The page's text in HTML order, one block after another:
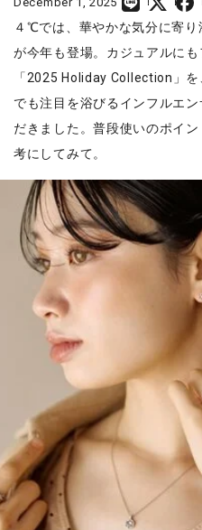
present
column
COMPANY TERM OF
４℃では、華やかな気分に寄
が今年も登場。カジュアルに
「2025 Holiday Collection」
でも注目を浴びるインフルエ
だきました。普段使いのポイ
考にしてみて。